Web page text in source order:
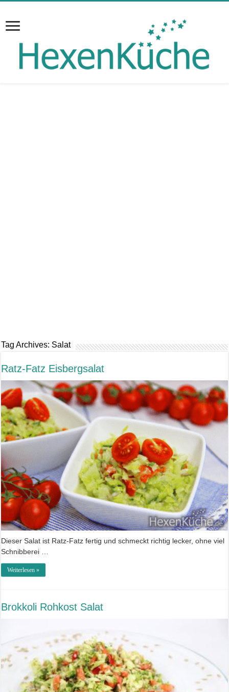
Tag Archives: Salat
Ratz-Fatz Eisbergsalat
Dieser Salat ist Ratz-Fatz fertig und schmeckt richtig lecker, ohne viel
Schnibberei …
Weiterlesen »
Brokkoli Rohkost Salat